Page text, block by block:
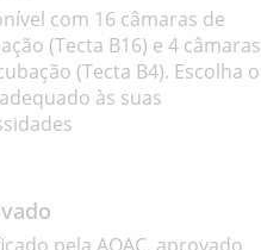
com 16 câmaras de
(Tecta B16) e 4 câmaras
(Tecta B4). Escolha o
às suas